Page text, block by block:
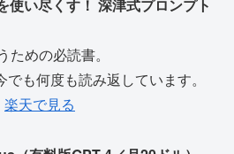
使い尽くす！ 深津式プロンプト
めの必読書。
も何度も読み返しています。
楽天で見る